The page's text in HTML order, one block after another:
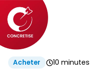
Aller
au
contenu
Acheter 10 minutes